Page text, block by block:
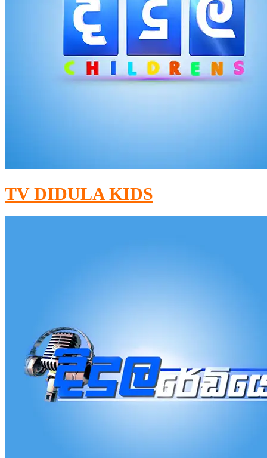
TV DIDULA KIDS